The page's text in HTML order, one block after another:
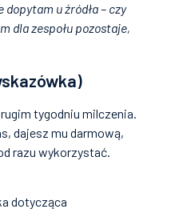
dopytam u źródła – czy
dla zespołu pozostaje,
tygodniu milczenia.
dajesz mu darmową,
razu wykorzystać.
dotycząca